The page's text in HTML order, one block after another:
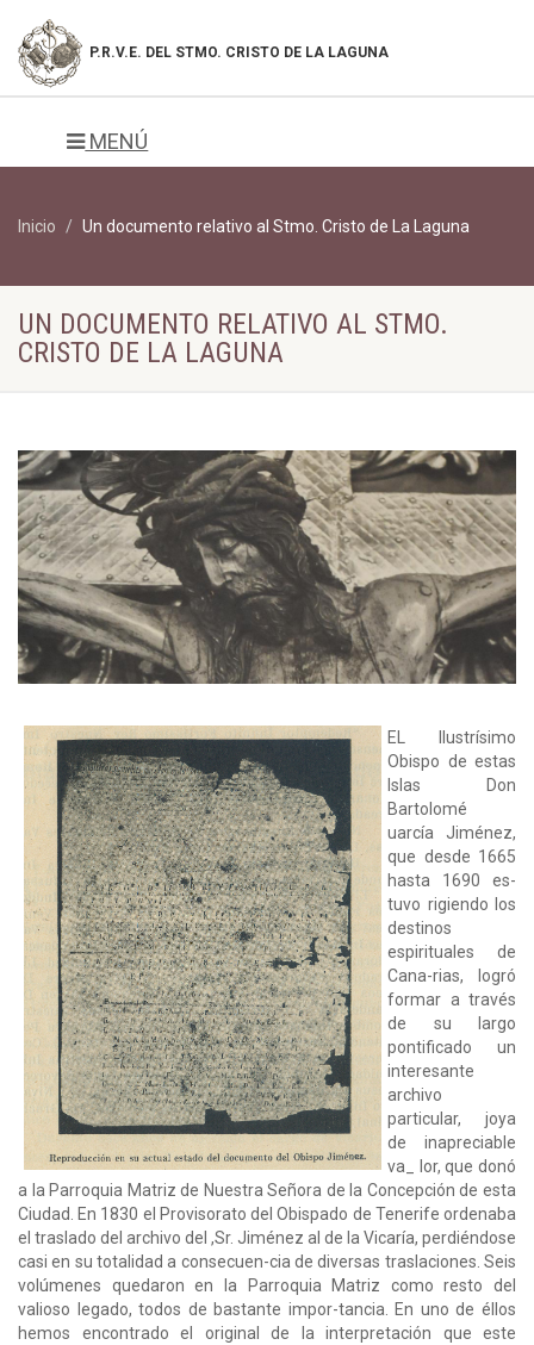
P.R.V.E. DEL STMO. CRISTO DE LA LAGUNA
MENÚ
Inicio Un documento relativo al Stmo. Cristo de La Laguna
UN DOCUMENTO RELATIVO AL STMO.
CRISTO DE LA LAGUNA
EL Ilustrísimo
Obispo de estas
Islas Don
Bartolomé
uarcía Jiménez,
que desde 1665
hasta 1690 es-
tuvo rigiendo los
destinos
espirituales de
Cana-rias, logró
formar a través
de su largo
pontificado un
interesante
archivo
particular, joya
de inapreciable
va_ lor, que donó
a la Parroquia Matriz de Nuestra Señora de la Concepción de esta
Ciudad. En 1830 el Provisorato del Obispado de Tenerife ordenaba
el traslado del archivo del ,Sr. Jiménez al de la Vicaría, perdiéndose
casi en su totalidad a consecuen-cia de diversas traslaciones. Seis
volúmenes quedaron en la Parroquia Matriz como resto del
valioso legado, todos de bastante impor-tancia. En uno de éllos
hemos encontrado el original de la interpretación que este